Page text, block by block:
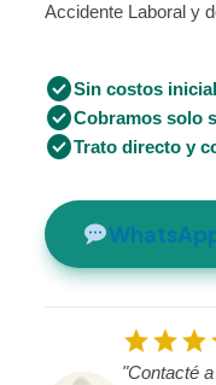
Accidente Laboral y
check_circleSin costos
check_circleCobramos solo
check_circleTrato directo y
starstarstar
"Contacté